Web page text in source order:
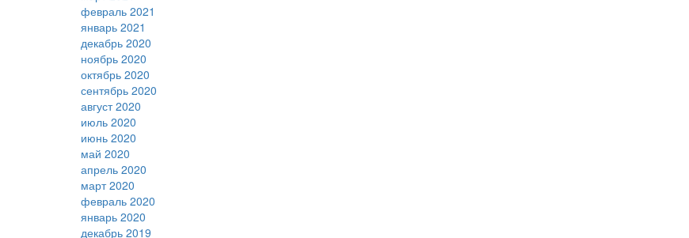
февраль 2021
январь 2021
декабрь 2020
ноябрь 2020
октябрь 2020
сентябрь 2020
август 2020
июль 2020
июнь 2020
май 2020
апрель 2020
март 2020
февраль 2020
январь 2020
декабрь 2019